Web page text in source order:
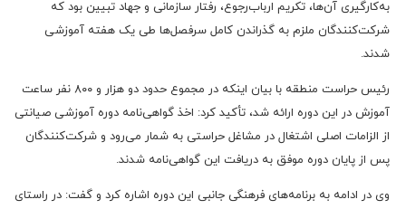
به‌کارگیری آن‌ها، تکریم ارباب‌رجوع، رفتار سازمانی و جهاد تبیین بود که
شرکت‌کنندگان ملزم به گذراندن کامل سرفصل‌ها طی یک هفته آموزشی
شدند.
رئیس حراست منطقه با بیان اینکه در مجموع حدود دو هزار و ۸۰۰ نفر ساعت
آموزش در این دوره ارائه شد، تأکید کرد: اخذ گواهی‌نامه دوره آموزشی صیانتی
از الزامات اصلی اشتغال در مشاغل حراستی به شمار می‌رود و شرکت‌کنندگان
پس از پایان دوره موفق به دریافت این گواهی‌نامه شدند.
وی در ادامه به برنامه‌های فرهنگی جانبی این دوره اشاره کرد و گفت: در راستای